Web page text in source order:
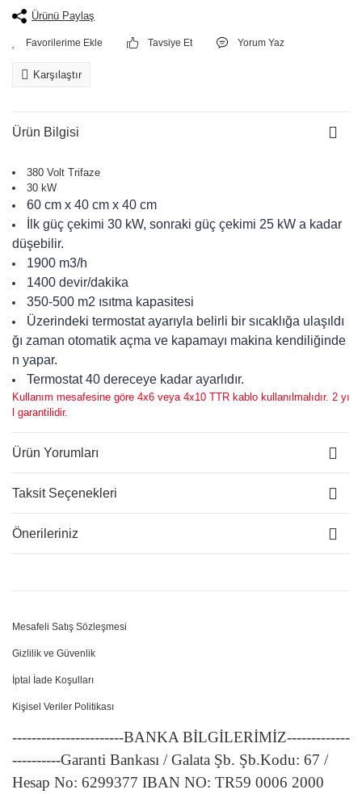
Ürünü Paylaş
Tavsiye Et Yorum Yaz
Karşılaştır
Ürün Bilgisi
380 Volt Trifaze
30 kW
60 cm x 40 cm x 40 cm
İlk güç çekimi 30 kW, sonraki güç çekimi 25 kW a kadar
düşebilir.
1900 m3/h
1400 devir/dakika
350-500 m2 ısıtma kapasitesi
Üzerindeki termostat ayarıyla belirli bir sıcaklığa ulaşıldı
ğı zaman otomatik açma ve kapamayı makina kendiliğinde
n yapar.
Termostat 40 dereceye kadar ayarlıdır.
Kullanım mesafesine göre 4x6 veya 4x10 TTR kablo kullanılmalıdır. 2 yı
l garantilidir.
Ürün Yorumları
Taksit Seçenekleri
Önerileriniz
Mesafeli Satış Sözleşmesi
Gizlilik ve Güvenlik
İptal İade Koşulları
Kişisel Veriler Politikası
-----------------------BANKA BİLGİLERİMİZ-------------
----------Garanti Bankası / Galata Şb. Şb.Kodu: 67 /
Hesap No: 6299377 IBAN NO: TR59 0006 2000